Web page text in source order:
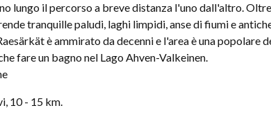
lungo il percorso a breve distanza l'uno dall'altro.
tranquille paludi, laghi limpidi, anse di fiumi e
è ammirato da decenni e l'area è una popolare
fare un bagno nel Lago Ahven-Valkeinen.
10 - 15 km.